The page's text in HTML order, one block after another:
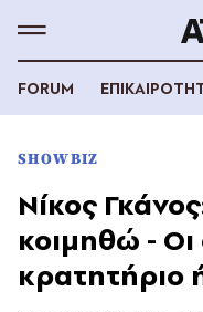
FORUM
SHOWBIZ
Νίκος
κοιμηθώ -
κρατητήριο